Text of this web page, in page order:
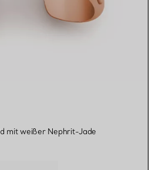
mit weißer Nephrit-Jade